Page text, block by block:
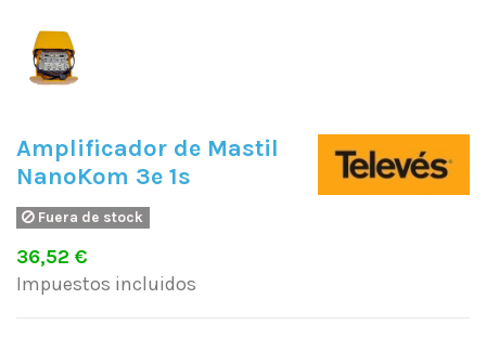
Amplificador de Mastil
NanoKom 3e 1s
Fuera de stock
36,52 €
Impuestos incluidos